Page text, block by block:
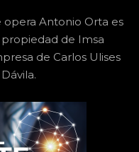
Antonio Orta es
propiedad de Imsa
de Carlos Ulises